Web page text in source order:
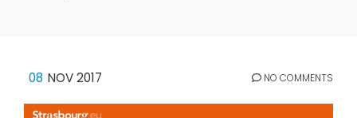
08 NOV 2017 NO COMMENTS